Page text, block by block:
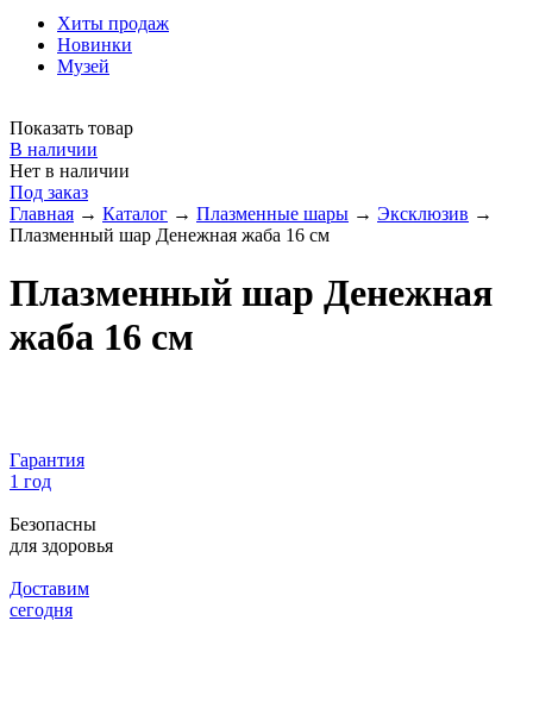
Хиты продаж
Новинки
Музей
Показать товар
В наличии
Нет в наличии
Под заказ
Главная → Каталог → Плазменные шары → Эксклюзив →
Плазменный шар Денежная жаба 16 см
Плазменный шар Денежная
жаба 16 см
Гарантия
1 год
Безопасны
для здоровья
Доставим
сегодня